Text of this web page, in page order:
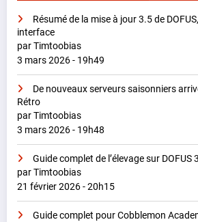
Résumé de la mise à jour 3.5 de
interface
par Timtoobias
3 mars 2026 - 19h49
De nouveaux serveurs saisonniers
Rétro
par Timtoobias
3 mars 2026 - 19h48
Guide complet de l’élevage sur DOFUS 3
par Timtoobias
21 février 2026 - 20h15
Guide complet pour Cobblemon